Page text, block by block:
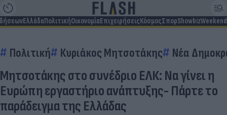
ΕλλάδαΠολιτικήΟικονομίαΕπιχειρήσειςΚόσμοςΣπορShowbizWeekend
Πολιτική Κυριάκος Μητσοτάκης Νέα
Μητσοτάκης στο συνέδριο ΕΛΚ: Να γίνει η
Ευρώπη εργαστήριο ανάπτυξης- Πάρτε το
παράδειγμα της Ελλάδας